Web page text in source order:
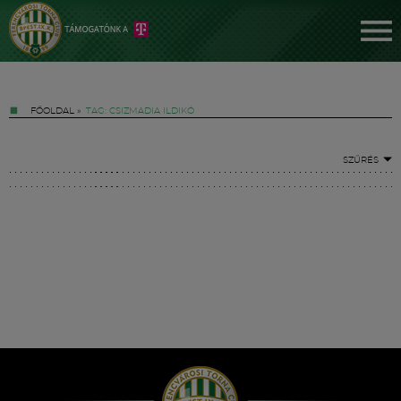
FŐOLDAL » TAG: CSIZMADIA ILDIKÓ
SZŰRÉS
Hírek